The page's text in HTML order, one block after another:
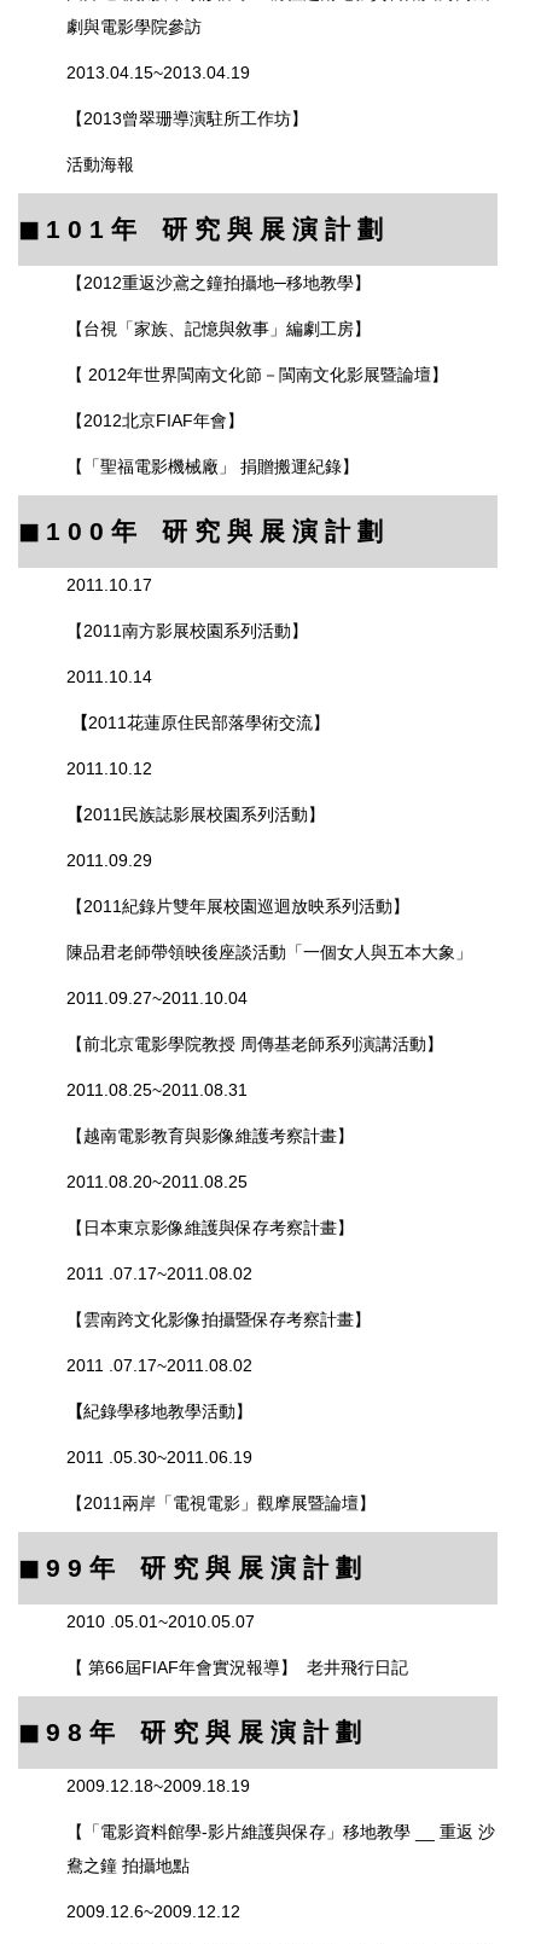
劇與電影學院參訪
2013.04.15~2013.04.19
【2013曾翠珊導演駐所工作坊】
活動海報
◼︎ 1 0 1 年 研 究 與 展 演 計 劃
【2012重返沙鳶之鐘拍攝地─移地教學】
【台視「家族、記憶與敘事」編劇工房】
【 2012年世界閩南文化節－閩南文化影展暨論壇】
【2012北京FIAF年會】
【 「聖福電影機械廠」 捐贈搬運紀錄】
◼︎ 1 0 0 年 研 究 與 展 演 計 劃
2011.10.17
【2011南方影展校園系列活動】
2011.10.14
【2011花蓮原住民部落學術交流】
2011.10.12
【2011民族誌影展校園系列活動】
2011.09.29
【2011紀錄片雙年展校園巡迴放映系列活動】
陳品君老師帶領映後座談活動「一個女人與五本大象」
2011.09.27~2011.10.04
【前北京電影學院教授 周傳基老師系列演講活動】
2011.08.25~2011.08.31
【越南電影教育與影像維護考察計畫】
2011.08.20~2011.08.25
【 日本東京影像維護與保存考察計畫】
2011 .07.17~2011.08.02
【雲南跨文化影像拍攝暨保存考察計畫】
2011 .07.17~2011.08.02
【紀錄學移地教學活動】
2011 .05.30~2011.06.19
【2011兩岸「電視電影」觀摩展暨論壇】
◼︎ 9 9 年 研 究 與 展 演 計 劃
2010 .05.01~2010.05.07
【 第66屆FIAF年會實況報導】 老井飛行日記
◼︎ 9 8 年 研 究 與 展 演 計 劃
2009.12.18~2009.18.19
【「電影資料館學-影片維護與保存」移地教學 __ 重返 沙
鴦之鐘 拍攝地點
2009.12.6~2009.12.12